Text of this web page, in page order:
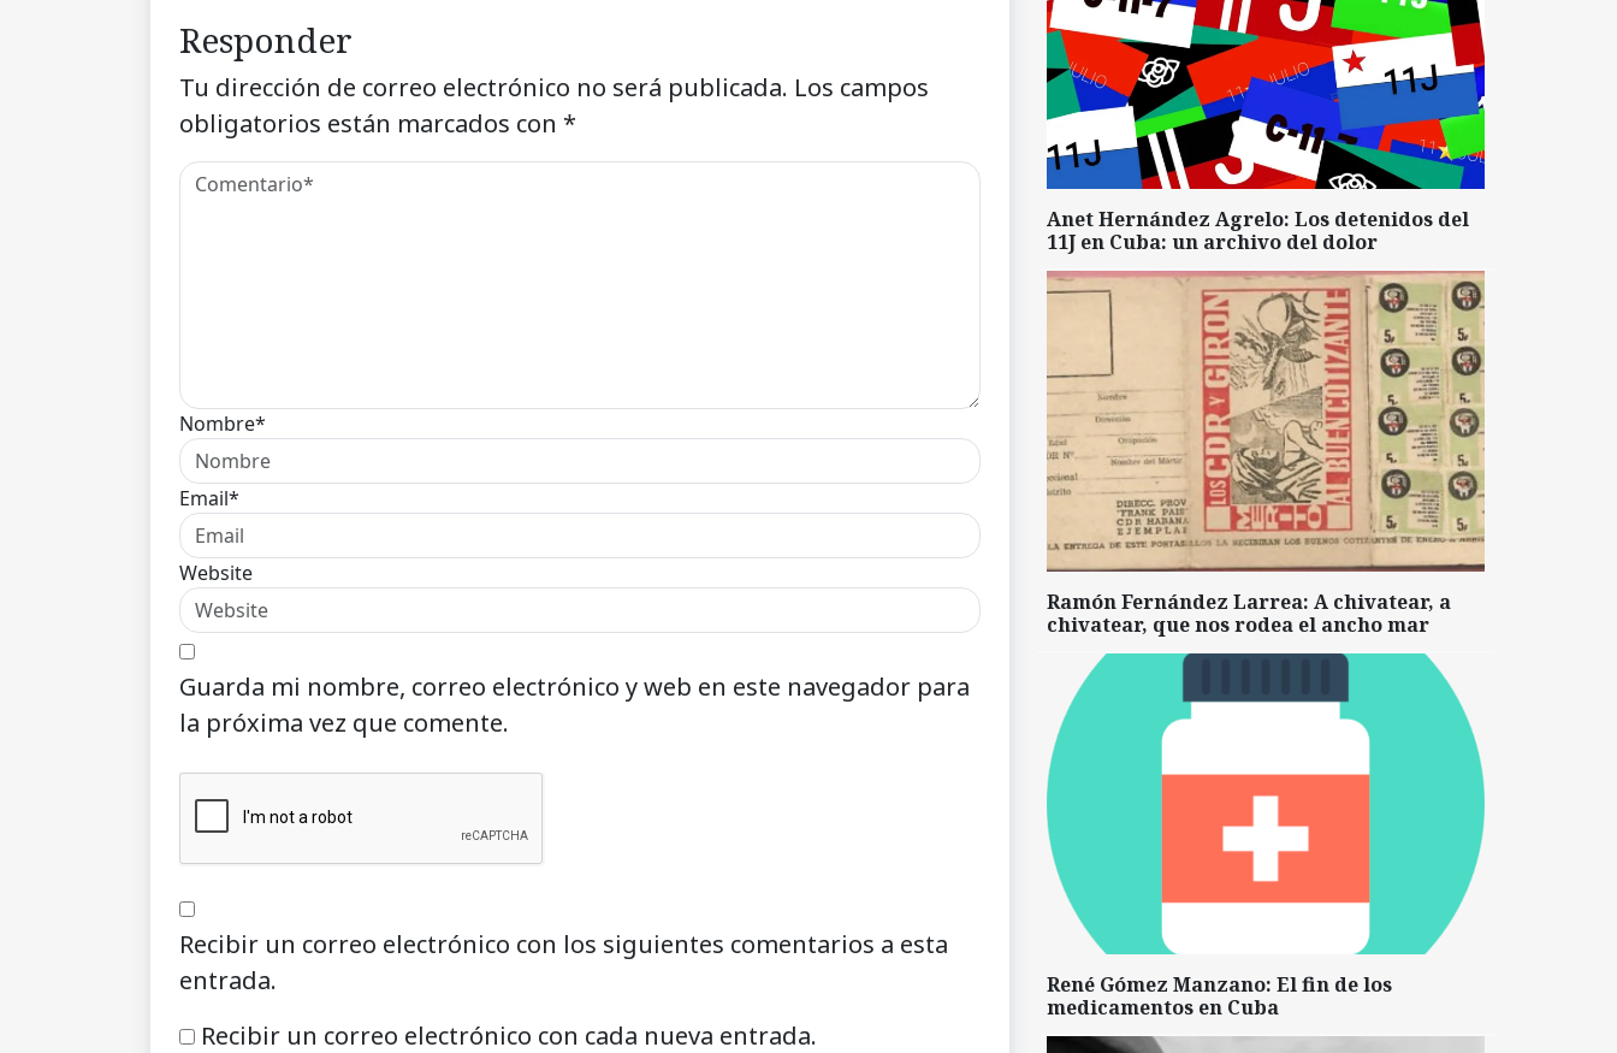
Responder
Tu dirección de correo electrónico no será publicada. Los campos
obligatorios están marcados con *
Nombre*
Email*
Website
Guarda mi nombre, correo electrónico y web en este navegador para
la próxima vez que comente.
Recibir un correo electrónico con los siguientes comentarios a esta
entrada.
Recibir un correo electrónico con cada nueva entrada.
Anet Hernández Agrelo: Los detenidos del
11J en Cuba: un archivo del dolor
Ramón Fernández Larrea: A chivatear, a
chivatear, que nos rodea el ancho mar
René Gómez Manzano: El fin de los
medicamentos en Cuba